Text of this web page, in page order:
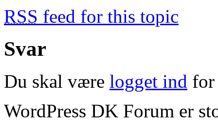
RSS feed for this topic
Svar
Du skal være logget ind for
WordPress DK Forum er